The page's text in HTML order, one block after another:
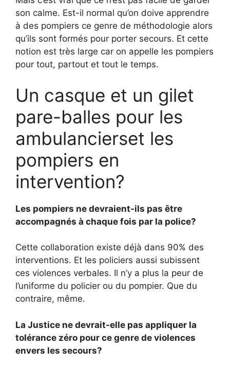
son calme. Est-il normal qu’on doive apprendre
à des pompiers ce genre de méthodologie alors
qu’ils sont formés pour porter secours. Et cette
notion est très large car on appelle les pompiers
pour tout, partout et tout le temps.
Un casque et un gilet
pare-balles pour les
ambulancierset les
pompiers en
intervention?
Les pompiers ne devraient-ils pas être
accompagnés à chaque fois par la police?
Cette collaboration existe déjà dans 90% des
interventions. Et les policiers aussi subissent
ces violences verbales. Il n’y a plus la peur de
l’uniforme du policier ou du pompier. Que du
contraire, même.
La Justice ne devrait-elle pas appliquer la
tolérance zéro pour ce genre de violences
envers les secours?